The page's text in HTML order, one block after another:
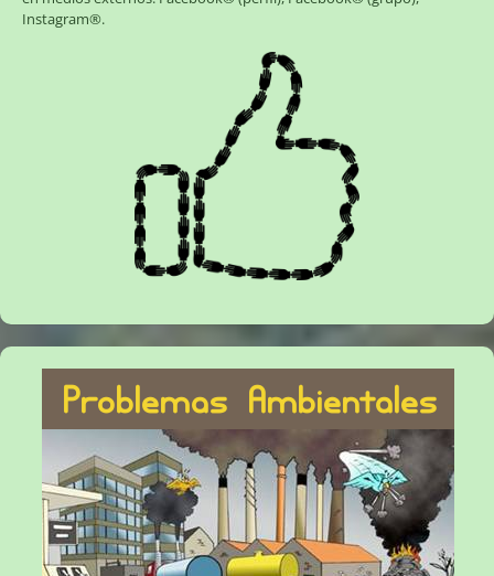
Instagram®.